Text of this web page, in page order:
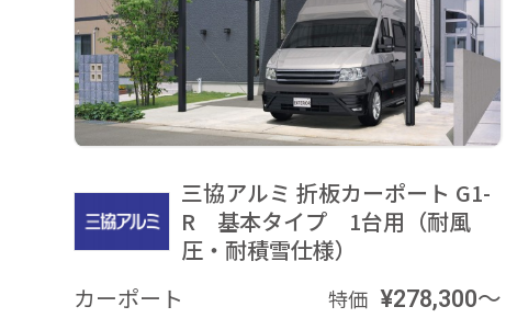
三協アルミ 折板カーポート G1-
R 基本タイプ 1台用（耐風
圧・耐積雪仕様）
カーポート
特価 ¥278,300～